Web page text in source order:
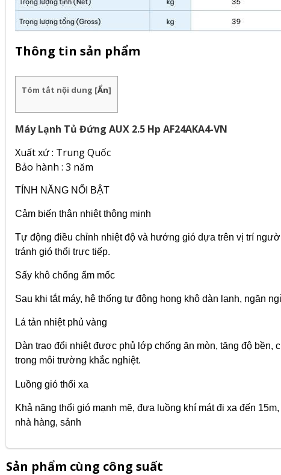
Thông tin sản phẩm
Tóm tắt nội dung [Ẩn]
Máy Lạnh Tủ Đứng AUX 2.5 Hp AF24AKA4-VN
Xuất xứ : Trung Quốc
Bảo hành : 3 năm
TÍNH NĂNG NỔI BẬT
Cảm biến thân nhiệt thông minh
Tự động điều chỉnh nhiệt độ và hướng gió dựa trên vị trí
tránh gió thổi trực tiếp.
Sấy khô chống ẩm mốc
Sau khi tắt máy, hệ thống tự động hong khô dàn lạnh, ngăn
Lá tản nhiệt phủ vàng
Dàn trao đổi nhiệt được phủ lớp chống ăn mòn, tăng độ bền,
trong môi trường khắc nghiệt.
Luồng gió thổi xa
Khả năng thổi gió mạnh mẽ, đưa luồng khí mát đi xa đến
nhà hàng, sảnh
Sản phẩm cùng công suất